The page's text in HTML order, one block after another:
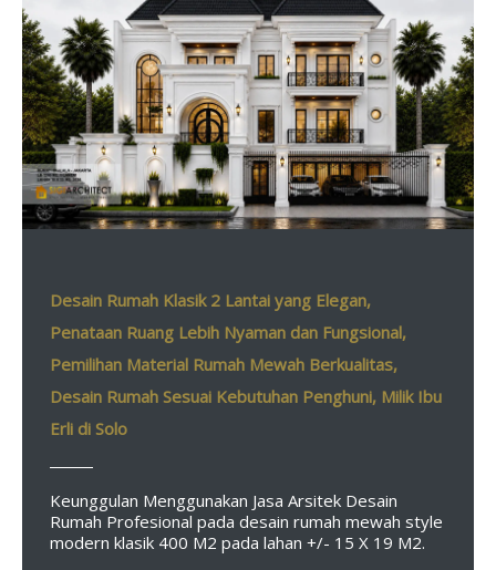
Desain Rumah Klasik 2 Lantai yang Elegan,
Penataan Ruang Lebih Nyaman dan Fungsional,
Pemilihan Material Rumah Mewah Berkualitas,
Desain Rumah Sesuai Kebutuhan Penghuni, Milik Ibu
Erli di Solo
Keunggulan Menggunakan Jasa Arsitek Desain
Rumah Profesional pada desain rumah mewah style
modern klasik 400 M2 pada lahan +/- 15 X 19 M2.